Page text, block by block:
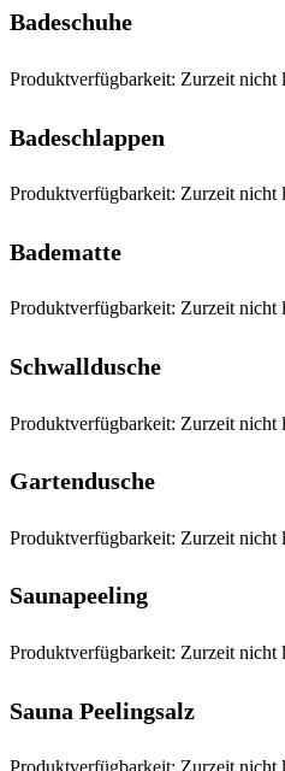
Badeschuhe
Produktverfügbarkeit: Zurzeit nicht
Badeschlappen
Produktverfügbarkeit: Zurzeit nicht
Badematte
Produktverfügbarkeit: Zurzeit nicht
Schwalldusche
Produktverfügbarkeit: Zurzeit nicht
Gartendusche
Produktverfügbarkeit: Zurzeit nicht
Saunapeeling
Produktverfügbarkeit: Zurzeit nicht
Sauna Peelingsalz